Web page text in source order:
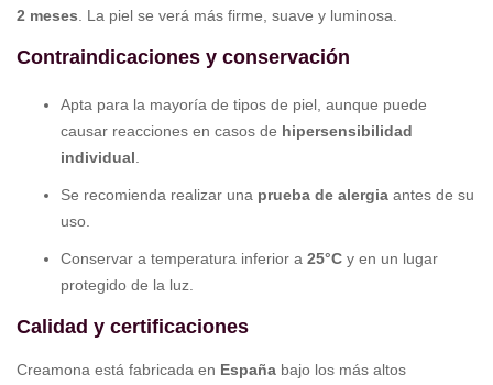
2 meses . La piel se verá más firme, suave y luminosa.
Contraindicaciones y conservación
Apta para la mayoría de tipos de piel, aunque puede
causar reacciones en casos de hipersensibilidad
individual
Se recomienda realizar una prueba de alergia antes de su
uso.
Conservar a temperatura inferior a 25°C y en un lugar
protegido de la luz.
Calidad y certificaciones
Creamona está fabricada en España bajo los más altos